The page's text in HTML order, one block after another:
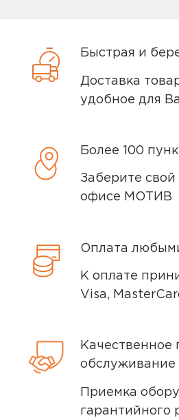
Вы можете забрать
ближайшегопункта
Мотив. Самовывоз
Доставка курьером
заказ был оформлен
выбрать время
вас способ оплаты.
обсудитьс
покупки.
Условия доставки
Доставка заказов
Быстрая и
Доставка
удобное для
Более 100
Заберите
офисе МОТИВ
Оплата
К оплате
Visa,
Качественное
обслуживание
Приемка
гарантийного